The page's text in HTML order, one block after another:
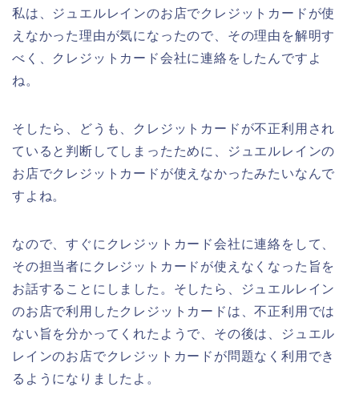
私は、ジュエルレインのお店でクレジットカードが使
えなかった理由が気になったので、その理由を解明す
べく、クレジットカード会社に連絡をしたんですよ
ね。
そしたら、どうも、クレジットカードが不正利用され
ていると判断してしまったために、ジュエルレインの
お店でクレジットカードが使えなかったみたいなんで
すよね。
なので、すぐにクレジットカード会社に連絡をして、
その担当者にクレジットカードが使えなくなった旨を
お話することにしました。そしたら、ジュエルレイン
のお店で利用したクレジットカードは、不正利用では
ない旨を分かってくれたようで、その後は、ジュエル
レインのお店でクレジットカードが問題なく利用でき
るようになりましたよ。